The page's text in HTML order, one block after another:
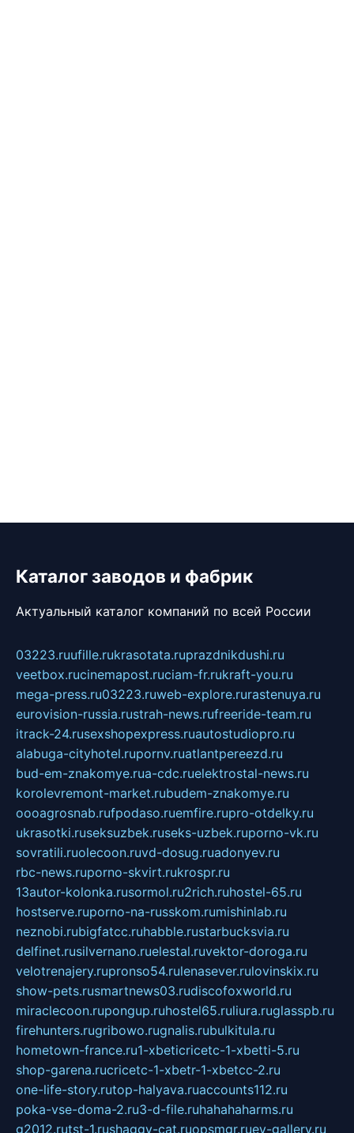
Каталог заводов и фабрик
Актуальный каталог компаний по всей России
03223.ruufille.rukrasotata.ruprazdnikdushi.ru
veetbox.rucinemapost.ruciam-fr.rukraft-you.ru
mega-press.ru03223.ruweb-explore.rurastenuya.ru
eurovision-russia.rustrah-news.rufreeride-team.ru
itrack-24.rusexshopexpress.ruautostudiopro.ru
alabuga-cityhotel.rupornv.ruatlantpereezd.ru
bud-em-znakomye.rua-cdc.ruelektrostal-news.ru
korolevremont-market.rubudem-znakomye.ru
oooagrosnab.rufpodaso.ruemfire.rupro-otdelky.ru
ukrasotki.ruseksuzbek.ruseks-uzbek.ruporno-vk.ru
sovratili.ruolecoon.ruvd-dosug.ruadonyev.ru
rbc-news.ruporno-skvirt.rukrospr.ru
13autor-kolonka.rusormol.ru2rich.ruhostel-65.ru
hostserve.ruporno-na-russkom.rumishinlab.ru
neznobi.rubigfatcc.ruhabble.rustarbucksvia.ru
delfinet.rusilvernano.ruelestal.ruvektor-doroga.ru
velotrenajery.rupronso54.rulenasever.rulovinskix.ru
show-pets.rusmartnews03.rudiscofoxworld.ru
miraclecoon.rupongup.ruhostel65.ruliura.ruglasspb.ru
firehunters.rugribowo.rugnalis.rubulkitula.ru
hometown-france.ru1-xbeticricetc-1-xbetti-5.ru
shop-garena.rucricetc-1-xbetr-1-xbetcc-2.ru
one-life-story.rutop-halyava.ruaccounts112.ru
poka-vse-doma-2.ru3-d-file.ruhahahaharms.ru
g2012.rutst-1.rushaggy-cat.ruopsmgr.ruev-gallery.ru